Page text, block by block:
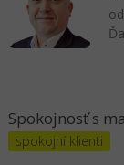
Spokojnosť s
spokojní klienti